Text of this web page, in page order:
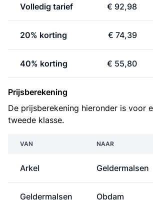
Volledig tarief € 92,98
20% korting € 74,39
40% korting € 55,80
Prijsberekening
De prijsberekening hieronder is voor
tweede klasse.
VAN NAAR
Arkel Geldermalsen
Geldermalsen Obdam